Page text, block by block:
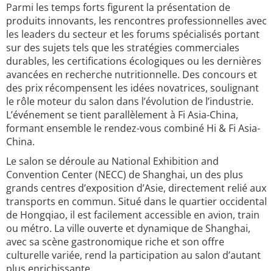
Parmi les temps forts figurent la présentation de
produits innovants, les rencontres professionnelles avec
les leaders du secteur et les forums spécialisés portant
sur des sujets tels que les stratégies commerciales
durables, les certifications écologiques ou les dernières
avancées en recherche nutritionnelle. Des concours et
des prix récompensent les idées novatrices, soulignant
le rôle moteur du salon dans l’évolution de l’industrie.
L’événement se tient parallèlement à Fi Asia-China,
formant ensemble le rendez-vous combiné Hi & Fi Asia-
China.
Le salon se déroule au National Exhibition and
Convention Center (NECC) de Shanghai, un des plus
grands centres d’exposition d’Asie, directement relié aux
transports en commun. Situé dans le quartier occidental
de Hongqiao, il est facilement accessible en avion, train
ou métro. La ville ouverte et dynamique de Shanghai,
avec sa scène gastronomique riche et son offre
culturelle variée, rend la participation au salon d’autant